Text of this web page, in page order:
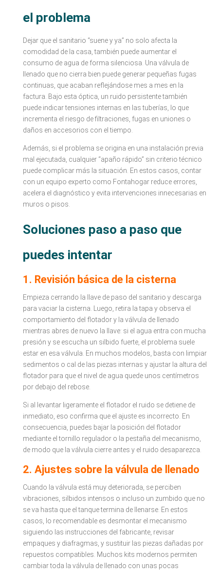
el problema
Dejar que el sanitario “suene y ya” no solo afecta la
comodidad de la casa, también puede aumentar el
consumo de agua de forma silenciosa. Una válvula de
llenado que no cierra bien puede generar pequeñas fugas
continuas, que acaban reflejándose mes a mes en la
factura. Bajo esta óptica, un ruido persistente también
puede indicar tensiones internas en las tuberías, lo que
incrementa el riesgo de filtraciones, fugas en uniones o
daños en accesorios con el tiempo.
Además, si el problema se origina en una instalación previa
mal ejecutada, cualquier “apaño rápido” sin criterio técnico
puede complicar más la situación. En estos casos, contar
con un equipo experto como Fontahogar reduce errores,
acelera el diagnóstico y evita intervenciones innecesarias en
muros o pisos.
Soluciones paso a paso que
puedes intentar
1. Revisión básica de la cisterna
Empieza cerrando la llave de paso del sanitario y descarga
para vaciar la cisterna. Luego, retira la tapa y observa el
comportamiento del flotador y la válvula de llenado
mientras abres de nuevo la llave: si el agua entra con mucha
presión y se escucha un silbido fuerte, el problema suele
estar en esa válvula. En muchos modelos, basta con limpiar
sedimentos o cal de las piezas internas y ajustar la altura del
flotador para que el nivel de agua quede unos centímetros
por debajo del rebose.
Si al levantar ligeramente el flotador el ruido se detiene de
inmediato, eso confirma que el ajuste es incorrecto. En
consecuencia, puedes bajar la posición del flotador
mediante el tornillo regulador o la pestaña del mecanismo,
de modo que la válvula cierre antes y el ruido desaparezca.
2. Ajustes sobre la válvula de llenado
Cuando la válvula está muy deteriorada, se perciben
vibraciones, silbidos intensos o incluso un zumbido que no
se va hasta que el tanque termina de llenarse. En estos
casos, lo recomendable es desmontar el mecanismo
siguiendo las instrucciones del fabricante, revisar
empaques y diafragmas, y sustituir las piezas dañadas por
repuestos compatibles. Muchos kits modernos permiten
cambiar toda la válvula de llenado con unas pocas